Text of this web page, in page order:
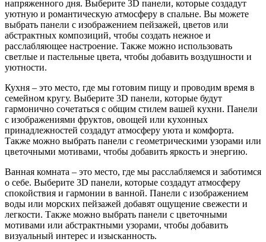
напряженного дня. Выберите 3D панели, которые создадут
уютную и романтическую атмосферу в спальне. Вы можете
выбрать панели с изображением пейзажей, цветов или
абстрактных композиций, чтобы создать нежное и
расслабляющее настроение. Также можно использовать
светлые и пастельные цвета, чтобы добавить воздушности и
уютности.
Кухня – это место, где мы готовим пищу и проводим время в
семейном кругу. Выберите 3D панели, которые будут
гармонично сочетаться с общим стилем вашей кухни. Панели
с изображениями фруктов, овощей или кухонных
принадлежностей создадут атмосферу уюта и комфорта.
Также можно выбрать панели с геометрическими узорами или
цветочными мотивами, чтобы добавить яркость и энергию.
Ванная комната – это место, где мы расслабляемся и заботимся
о себе. Выберите 3D панели, которые создадут атмосферу
спокойствия и гармонии в ванной. Панели с изображением
воды или морских пейзажей добавят ощущение свежести и
легкости. Также можно выбрать панели с цветочными
мотивами или абстрактными узорами, чтобы добавить
визуальный интерес и изысканность.